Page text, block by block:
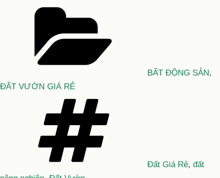
BẤT ĐỘNG SẢN,
ĐẤT VƯỜN GIÁ RẺ
Đất Giá Rẻ, đất